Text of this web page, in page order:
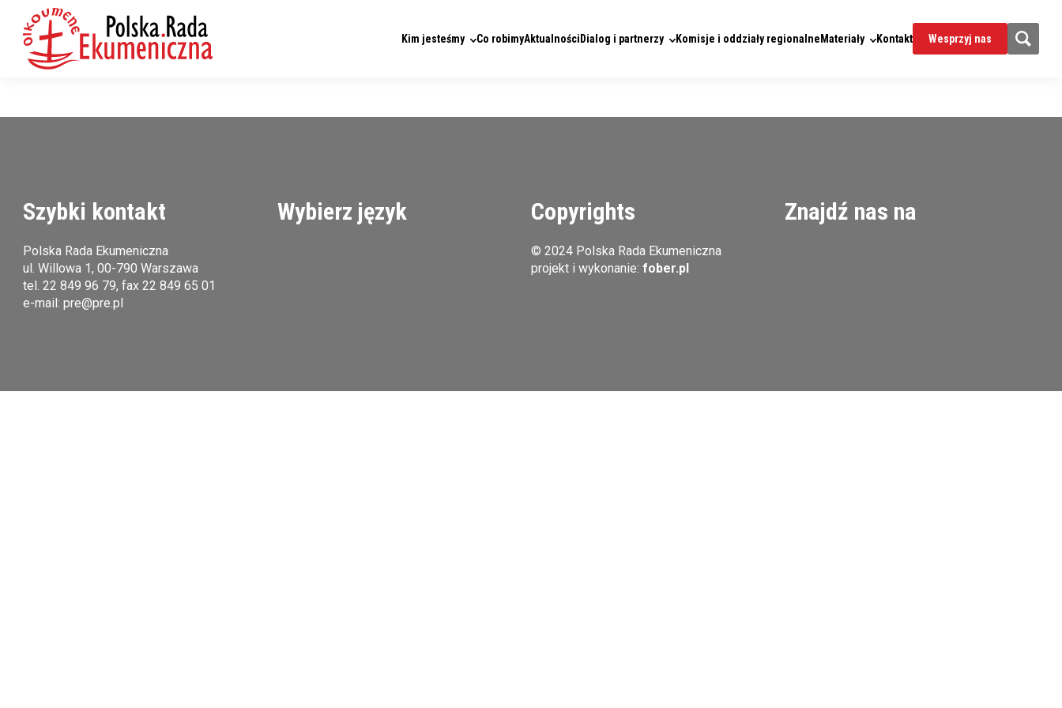
Kim jesteśmy Co robimyAktualnościDialog i partnerzy Komisje i oddziały regionalneMateriały Kontakt Wesprzyj nas
Szybki kontakt
Polska Rada Ekumeniczna
ul. Willowa 1, 00-790 Warszawa
tel.22 849 96 79, fax 22 849 65 01
e-mail:pre@pre.pl
Wybierz język Copyrights
© 2024 Polska Rada Ekumeniczna
projekt i wykonanie: fober.pl
Znajdź nas na